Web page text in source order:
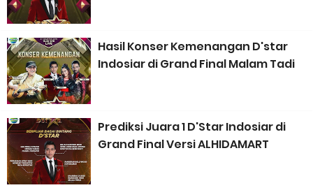
Perhitungan Skema Garansi Pendapatan Grabcar Terbaru
Panduan Menjadi Agen Sicepat: Syarat dan Komisinya
Cara Daftar Goshop agar Cepat Diterima
Apa itu Grab Saap? Layanan Antri Online Terbaru Dari Grab
Cara Jitu Mendapat Voucher Gojek Gratis
Cara Ping DNS Server Gojek Gopartner
Hasil Konser Kemenangan D'star
Indosiar di Grand Final Malam Tadi
Prediksi Juara 1 D'Star Indosiar di
Grand Final Versi ALHIDAMART